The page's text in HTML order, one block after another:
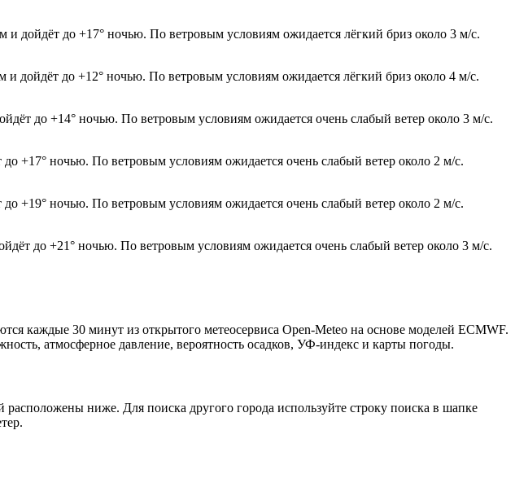
и дойдёт до +17° ночью. По ветровым условиям ожидается лёгкий бриз около 3 м/с.
и дойдёт до +12° ночью. По ветровым условиям ожидается лёгкий бриз около 4 м/с.
до +14° ночью. По ветровым условиям ожидается очень слабый ветер около 3 м/с.
+17° ночью. По ветровым условиям ожидается очень слабый ветер около 2 м/с.
+19° ночью. По ветровым условиям ожидается очень слабый ветер около 2 м/с.
до +21° ночью. По ветровым условиям ожидается очень слабый ветер около 3 м/с.
каждые 30 минут из открытого метеосервиса Open-Meteo на основе моделей ECMWF.
атмосферное давление, вероятность осадков, УФ-индекс и карты погоды.
ниже. Для поиска другого города используйте строку поиска в шапке